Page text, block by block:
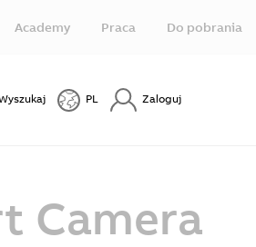
Academy Praca Do pobrania
PL Zaloguj
Camera